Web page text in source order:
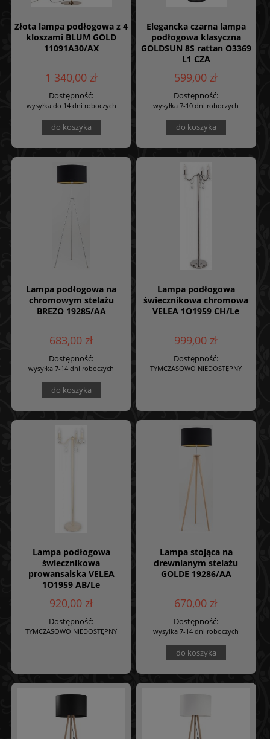
Złota lampa podłogowa z 4
kloszami BLUM GOLD
11091A30/AX
1 340,00 zł
Dostępność:
wysyłka do 14 dni roboczych
do koszyka
Elegancka czarna lampa
podłogowa klasyczna
GOLDSUN 8S rattan O3369
L1 CZA
599,00 zł
Dostępność:
wysyłka 7-10 dni roboczych
do koszyka
Lampa podłogowa na
chromowym stelażu
BREZO 19285/AA
683,00 zł
Dostępność:
wysyłka 7-14 dni roboczych
do koszyka
Lampa podłogowa
świecznikowa chromowa
VELEA 1O1959 CH/Le
999,00 zł
Dostępność:
TYMCZASOWO NIEDOSTĘPNY
Lampa podłogowa
świecznikowa
prowansalska VELEA
1O1959 AB/Le
920,00 zł
Dostępność:
TYMCZASOWO NIEDOSTĘPNY
Lampa stojąca na
drewnianym stelażu
GOLDE 19286/AA
670,00 zł
Dostępność:
wysyłka 7-14 dni roboczych
do koszyka